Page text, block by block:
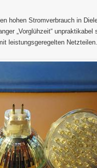
hohen Stromverbrauch in
„Vorglühzeit“ unpraktikabel
leistungsgeregelten Netzteilen.